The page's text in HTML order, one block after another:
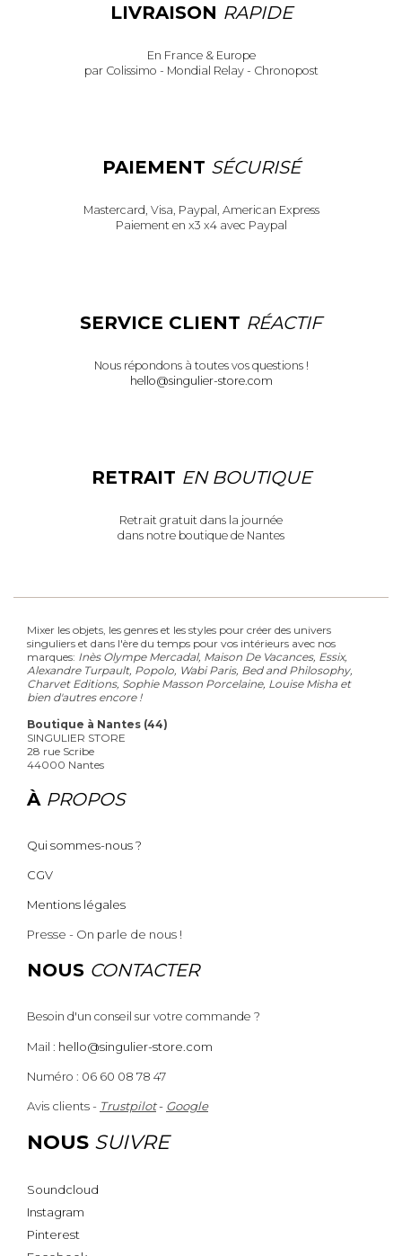
LIVRAISON RAPIDE
En France & Europe
par Colissimo - Mondial Relay - Chronopost
PAIEMENT SÉCURISÉ
Mastercard, Visa, Paypal, American Express
Paiement en x3 x4 avec Paypal
SERVICE CLIENT RÉACTIF
Nous répondons à toutes vos questions !
hello@singulier-store.com
RETRAIT EN BOUTIQUE
Retrait gratuit dans la journée
dans notre boutique de Nantes
Mixer les objets, les genres et les styles pour créer des univers
singuliers et dans l'ère du temps pour vos intérieurs avec nos
marques: Inès Olympe Mercadal, Maison De Vacances, Essix,
Alexandre Turpault, Popolo, Wabi Paris, Bed and Philosophy,
Charvet Editions, Sophie Masson Porcelaine, Louise Misha et
bien d'autres encore !
Boutique à Nantes (44)
SINGULIER STORE
28 rue Scribe
44000 Nantes
À PROPOS
Qui sommes-nous ?
CGV
Mentions légales
Presse - On parle de nous !
NOUS CONTACTER
Besoin d'un conseil sur votre commande ?
Mail : hello@singulier-store.com
Numéro : 06 60 08 78 47
Avis clients - Trustpilot- Google
NOUS SUIVRE
Soundcloud
Instagram
Pinterest